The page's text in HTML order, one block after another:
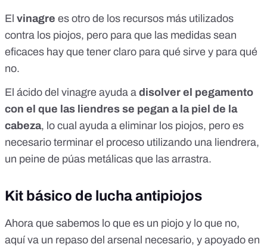
El vinagre es otro de los recursos más utilizados
contra los piojos, pero para que las medidas sean
eficaces hay que tener claro para qué sirve y para qué
no.
El ácido del vinagre ayuda a disolver el pegamento
con el que las liendres se pegan a la piel de la
cabeza, lo cual ayuda a eliminar los piojos, pero es
necesario terminar el proceso utilizando una liendrera,
un peine de púas metálicas que las arrastra.
Kit básico de lucha antipiojos
Ahora que sabemos lo que es un piojo y lo que no,
aquí va un repaso del arsenal necesario, y apoyado en